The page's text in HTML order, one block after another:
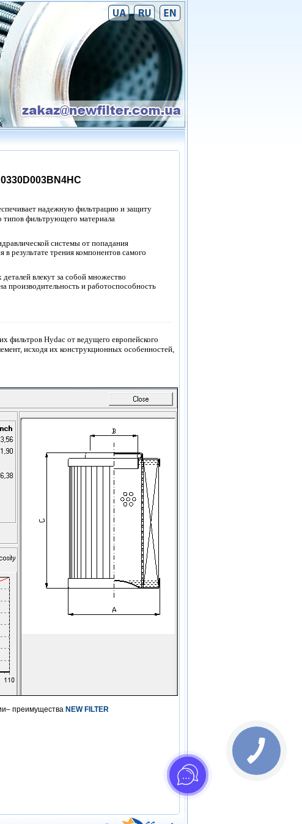
0330D003BN4HC
надежную фильтрацию и защиту
типов фильтрующего материала
системы от попадания
результате трения компонентов самого
влекут за собой множество
производительность и работоспособность
фильтров Hydacот ведущего европейского
исходя их конструкционных особенностей,
преимущества NEW FILTER